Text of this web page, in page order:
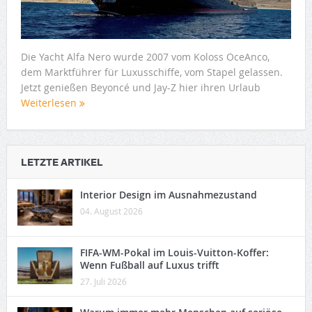
Die Yacht Alfa Nero wurde 2007 vom Koloss OceAnco,
dem Marktführer für Luxusschiffe, vom Stapel gelassen.
Jetzt genießen Beyoncé und Jay-Z hier ihren Urlaub
Weiterlesen
LETZTE ARTIKEL
Interior Design im Ausnahmezustand
04. August 2026
FIFA-WM-Pokal im Louis-Vuitton-Koffer:
Wenn Fußball auf Luxus trifft
27. Juli 2026